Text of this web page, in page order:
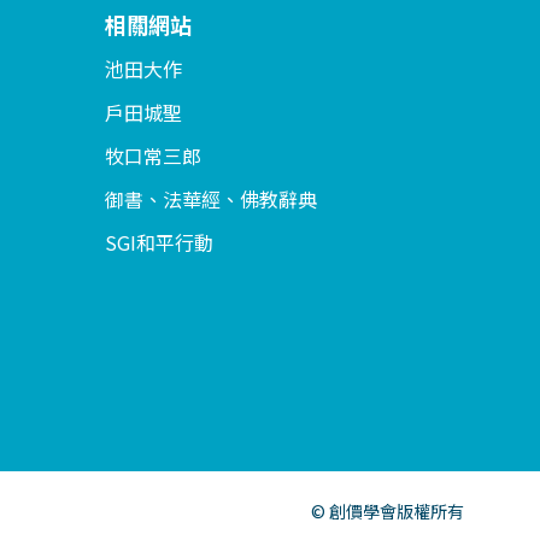
相關網站
池田大作
戶田城聖
牧口常三郎
御書、法華經、佛教辭典
SGI和平行動
© 創價學會版權所有